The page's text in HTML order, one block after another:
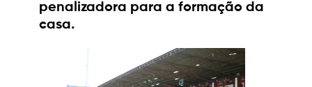
penalizadora para a formação da
casa.